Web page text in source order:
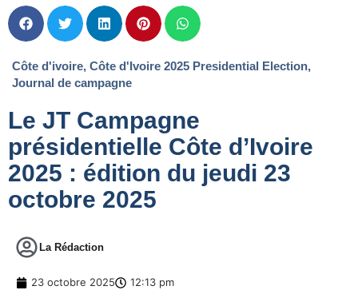
Côte d'ivoire, Côte d'Ivoire 2025 Presidential Election,
Journal de campagne
Le JT Campagne
présidentielle Côte d’Ivoire
2025 : édition du jeudi 23
octobre 2025
La Rédaction
23 octobre 2025 12:13 pm